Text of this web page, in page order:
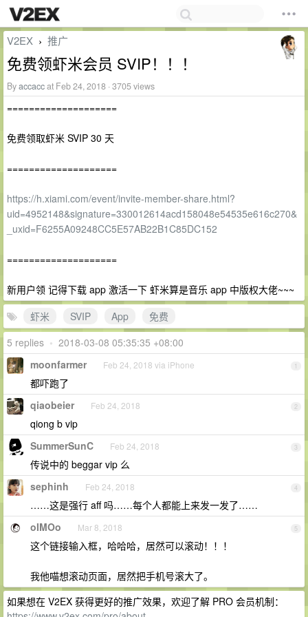
V2EX › 推广
免费领虾米会员 SVIP！！！
Byaccaccat Feb 24, 2018 · 3705 views
====================
免费领取虾米 SVIP 30 天
====================
https://h.xiami.com/event/invite-member-share.html?
uid=4952148&signature=330012614acd158048e54535e616c270&
_uxid=F6255A09248CC5E57AB22B1C85DC152
====================
新用户领 记得下载 app 激活一下 虾米算是音乐 app 中版权大佬~~~
虾米
SVIP App
免费
5 replies • 2018-03-08 05:35:35 +08:00
1
moonfarmer Feb 24, 2018 via iPhone
都吓跑了
2
qiaobeier Feb 24, 2018
qiong b vip
3
SummerSunC Feb 24, 2018
传说中的 beggar vip 么
4
sephinh Feb 24, 2018
……这是强行 aff 吗……每个人都能上来发一发了……
5
oIMOo Mar 8, 2018
这个链接输入框，哈哈哈，居然可以滚动！！！
我他喵想滚动页面，居然把手机号滚大了。
如果想在 V2EX 获得更好的推广效果，欢迎了解 PRO 会员机制：